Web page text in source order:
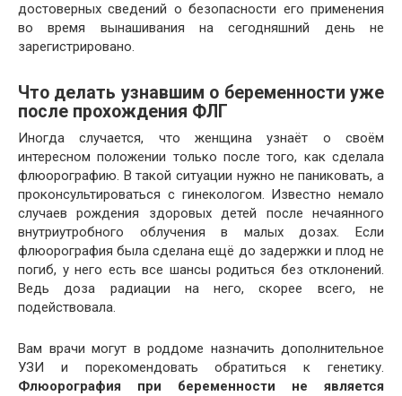
достоверных сведений о безопасности его применения
во время вынашивания на сегодняшний день не
зарегистрировано.
Что делать узнавшим о беременности уже
после прохождения ФЛГ
Иногда случается, что женщина узнаёт о своём
интересном положении только после того, как сделала
флюорографию. В такой ситуации нужно не паниковать, а
проконсультироваться с гинекологом. Известно немало
случаев рождения здоровых детей после нечаянного
внутриутробного облучения в малых дозах. Если
флюорография была сделана ещё до задержки и плод не
погиб, у него есть все шансы родиться без отклонений.
Ведь доза радиации на него, скорее всего, не
подействовала.
Вам врачи могут в роддоме назначить дополнительное
УЗИ и порекомендовать обратиться к генетику.
Флюорография при беременности не является